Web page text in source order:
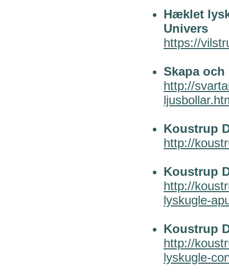
Hæklet
Univers
https://
Skapa
http://
Koustrup
http://
Koustrup
http://
lyskugle-
Koustrup
http://
lyskugle-